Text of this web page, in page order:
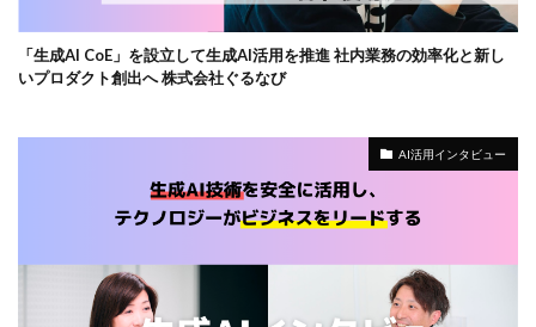
「生成AI CoE」を設立して生成AI活用を推進 社内業務の効率化と新し
いプロダクト創出へ 株式会社ぐるなび
AI活用インタビュー